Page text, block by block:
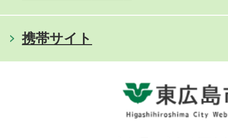
携帯サイト